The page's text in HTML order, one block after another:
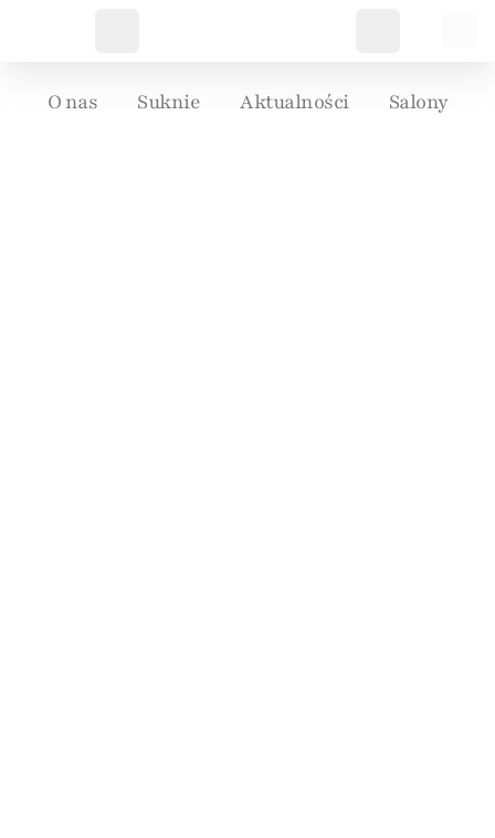
O nas Suknie Aktualności Salony